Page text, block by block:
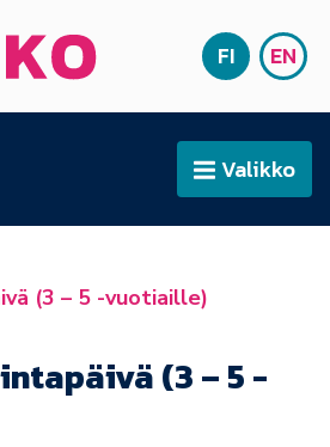
SUOMI
FI EN
AvaaValikko
(3 – 5 -vuotiaille)
(3 – 5 -